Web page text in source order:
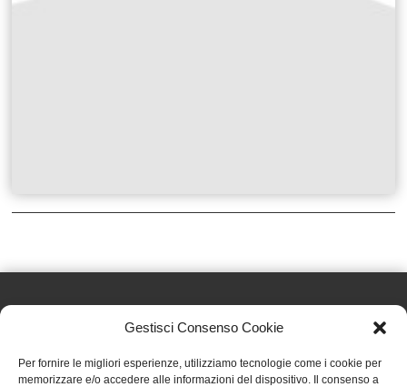
Gestisci Consenso Cookie
Per fornire le migliori esperienze, utilizziamo tecnologie come i cookie per
memorizzare e/o accedere alle informazioni del dispositivo. Il consenso a
Effatà Editrice di Pellegrino Paolo SAS
C.F. e P.IVA 09655250018